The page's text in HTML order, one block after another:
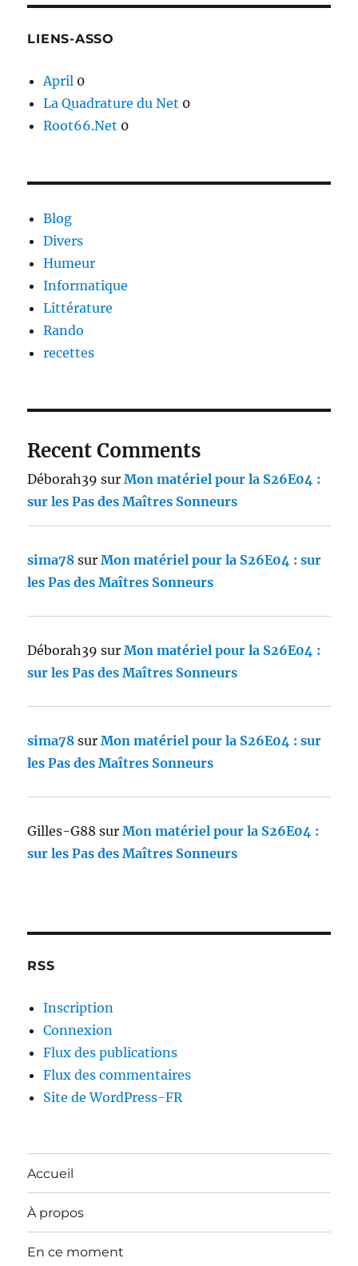
LIENS-ASSO
April 0
La Quadrature du Net 0
Root66.Net 0
Blog
Divers
Humeur
Informatique
Littérature
Rando
recettes
Recent Comments
Déborah39 surMon matériel pour la S26E04 :
sur les Pas des Maîtres Sonneurs
sima78 surMon matériel pour la S26E04 : sur
les Pas des Maîtres Sonneurs
Déborah39 surMon matériel pour la S26E04 :
sur les Pas des Maîtres Sonneurs
sima78 surMon matériel pour la S26E04 : sur
les Pas des Maîtres Sonneurs
Gilles-G88 surMon matériel pour la S26E04 :
sur les Pas des Maîtres Sonneurs
RSS
Inscription
Connexion
Flux des publications
Flux des commentaires
Site de WordPress-FR
Accueil
À propos
En ce moment